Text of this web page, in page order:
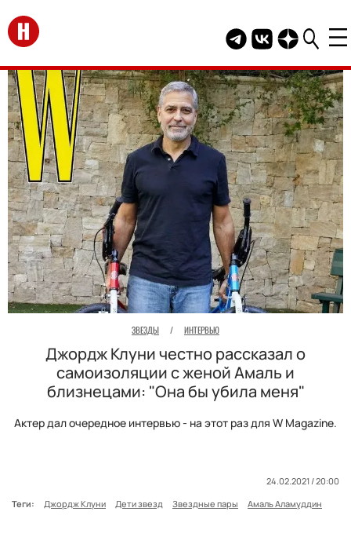
Перейти на главную
Telegram канал
Группа HELLO
Канал
ЗВЕЗДЫ / ИНТЕРВЬЮ
Джордж Клуни честно рассказал о
самоизоляции с женой Амаль и
близнецами: "Она бы убила меня"
Актер дал очередное интервью - на этот раз для W Magazine.
24.02.2021 / 20:00
Теги:
Джордж Клуни Дети звезд Звездные пары Амаль Аламуддин